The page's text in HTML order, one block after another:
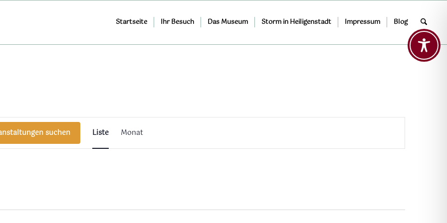
Startseite Ihr Besuch Das Museum Storm in Heiligenstadt Impressum Blog
suchen
Veranstaltung
Ansichten-
Navigation
Liste Monat